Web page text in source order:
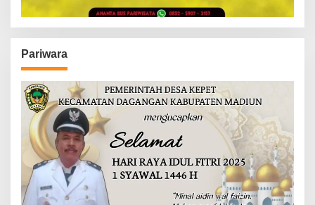
Pariwara